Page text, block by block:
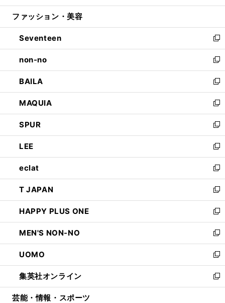
開
ウ
開
く
ン
ウ
で
開
く
ウ
ン
ド
ウ
で
開
く
ファッション・美容
Seventeen
新
し
い
ウ
ィ
ン
ド
ウ
で
開
く
non-no
新
し
い
ウ
ィ
ン
ド
ウ
で
開
く
BAILA
新
し
い
ウ
ィ
ン
ド
ウ
で
開
く
MAQUIA
新
し
い
ウ
ィ
ン
ド
ウ
で
開
く
SPUR
新
し
い
ウ
ィ
ン
ド
ウ
で
開
く
LEE
新
し
い
ウ
ィ
ン
ド
ウ
で
開
く
eclat
新
し
い
ウ
ィ
ン
ド
ウ
で
開
く
T JAPAN
新
し
い
ウ
ィ
ン
ド
ウ
で
開
HAPPY PLUS ONE
新
し
い
ウ
ィ
ン
ド
ウ
MEN'S NON-NO
新
し
い
ウ
ィ
ン
UOMO
新
し
い
ウ
集英社オンライン
新
し
芸能・情報・スポーツ